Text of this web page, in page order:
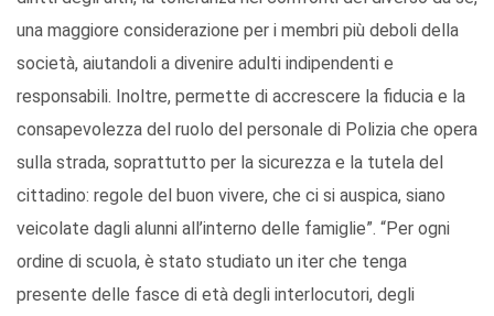
una maggiore considerazione per i membri più deboli della
società, aiutandoli a divenire adulti indipendenti e
responsabili. Inoltre, permette di accrescere la fiducia e la
consapevolezza del ruolo del personale di Polizia che opera
sulla strada, soprattutto per la sicurezza e la tutela del
cittadino: regole del buon vivere, che ci si auspica, siano
veicolate dagli alunni all’interno delle famiglie”. “Per ogni
ordine di scuola, è stato studiato un iter che tenga
presente delle fasce di età degli interlocutori, degli